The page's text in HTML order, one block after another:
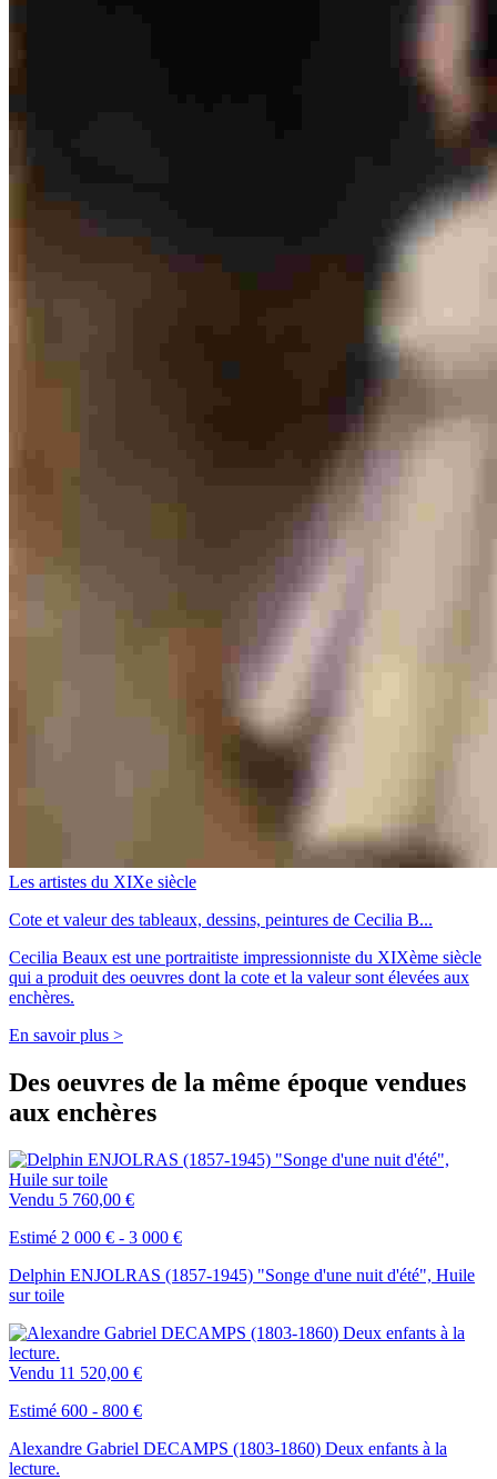
Les artistes du XIXe siècle
Cote et valeur des tableaux, dessins, peintures de Cecilia B...
Cecilia Beaux est une portraitiste impressionniste du XIXème siècle
qui a produit des oeuvres dont la cote et la valeur sont élevées aux
enchères.
En savoir plus >
Des oeuvres de la même époque vendues
aux enchères
Vendu 5 760,00 €
Estimé 2 000 € - 3 000 €
Delphin ENJOLRAS (1857-1945) "Songe d'une nuit d'été", Huile
sur toile
Vendu 11 520,00 €
Estimé 600 - 800 €
Alexandre Gabriel DECAMPS (1803-1860) Deux enfants à la
lecture.